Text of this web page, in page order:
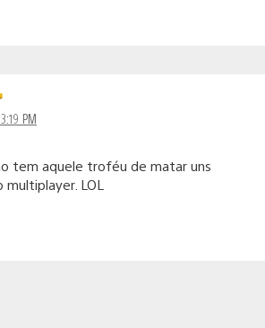
PM
tem aquele troféu de matar uns
LOL